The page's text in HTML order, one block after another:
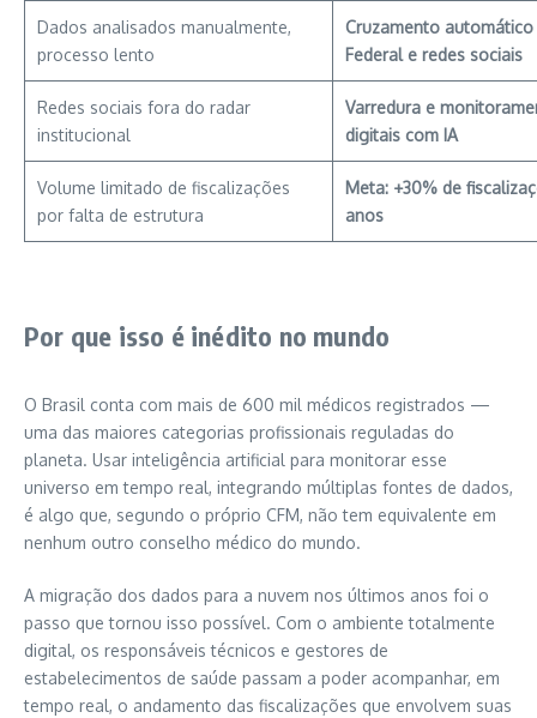
Dados analisados manualmente,
processo lento
Cruzamento automático
Federal e redes sociais
Redes sociais fora do radar
institucional
Varredura e
digitais com IA
Volume limitado de fiscalizações
por falta de estrutura
Meta: +30% de
anos
Por que isso é inédito no mundo
O Brasil conta com mais de 600 mil médicos registrados —
uma das maiores categorias profissionais reguladas do
planeta. Usar inteligência artificial para monitorar esse
universo em tempo real, integrando múltiplas fontes de dados,
é algo que, segundo o próprio CFM, não tem equivalente em
nenhum outro conselho médico do mundo.
A migração dos dados para a nuvem nos últimos anos foi o
passo que tornou isso possível. Com o ambiente totalmente
digital, os responsáveis técnicos e gestores de
estabelecimentos de saúde passam a poder acompanhar, em
tempo real, o andamento das fiscalizações que envolvem suas